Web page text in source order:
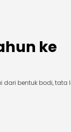
ke
dari bentuk bodi, tata